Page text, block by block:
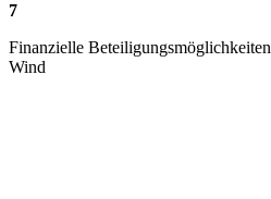
7
Finanzielle Beteiligungsmöglichkeiten
Wind